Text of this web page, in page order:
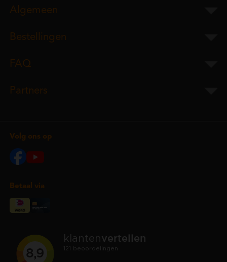
Algemeen
Bestellingen
FAQ
Partners
Volg ons op
Betaal via